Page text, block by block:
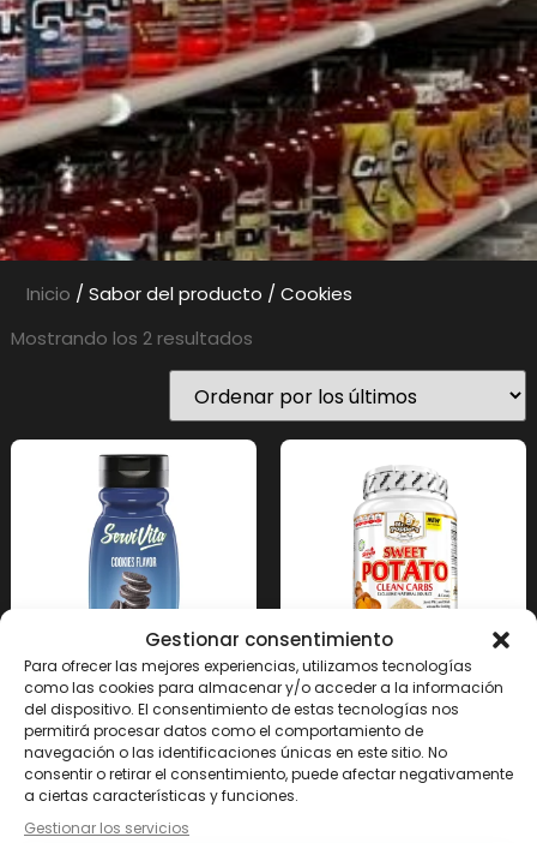
Gestionar consentimiento
Para ofrecer las mejores experiencias, utilizamos tecnologías
como las cookies para almacenar y/o acceder a la información
del dispositivo. El consentimiento de estas tecnologías nos
permitirá procesar datos como el comportamiento de
navegación o las identificaciones únicas en este sitio. No
consentir o retirar el consentimiento, puede afectar negativamente
a ciertas características y funciones.
Gestionar los servicios
Inicio / Sabor del producto / Cookies
Mostrando los 2 resultados
SALSA ZERO 320 ML
Cookies SERVIVITA
3.90€
SWEET POTATO CLEAN
CARBS 1 KG
24.50€